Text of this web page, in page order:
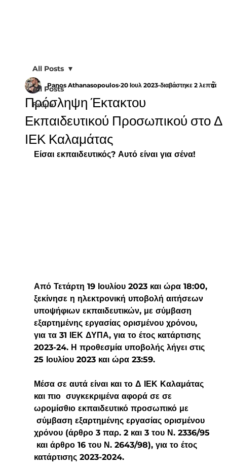
All Posts
Ρεύμα
All Posts
Πρόσληψη Έκτακτου
Εκπαιδευτικού Προσωπικού στο Δ
ΙΕΚ Καλαμάτας
Panos Athanasopoulos 20 Ιουλ 2023 διαβάστηκε 2 λεπτά
Είσαι εκπαιδευτικός? Αυτό είναι για σένα!
Από Τετάρτη 19 Ιουλίου 2023 και ώρα 18:00,
ξεκίνησε η ηλεκτρονική υποβολή αιτήσεων
υποψήφιων εκπαιδευτικών, με σύμβαση
εξαρτημένης εργασίας ορισμένου χρόνου,
για τα 31 ΙΕΚ ΔΥΠΑ, για το έτος κατάρτισης
2023-24. Η προθεσμία υποβολής λήγει στις
25 Ιουλίου 2023 και ώρα 23:59.
Μέσα σε αυτά είναι και το Δ ΙΕΚ Καλαμάτας
και πιο  συγκεκριμένα αφορά σε σε
ωρομίσθιο εκπαιδευτικό προσωπικό με
χρόνου (άρθρο 3 παρ. 2 και 3 του Ν. 2336/95
κατάρτισης 2023-2024.